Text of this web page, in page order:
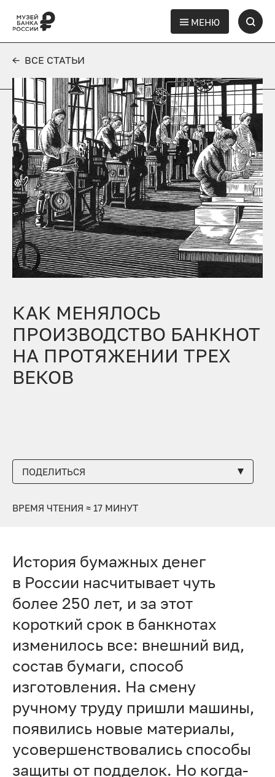
МЕНЮ
← ВСЕ СТАТЬИ
КАК МЕНЯЛОСЬ
ПРОИЗВОДСТВО БАНКНОТ
НА ПРОТЯЖЕНИИ ТРЕХ
ВЕКОВ
ПОДЕЛИТЬСЯ
ВРЕМЯ ЧТЕНИЯ ≈ 17 МИНУТ
История бумажных денег
в России насчитывает чуть
более 250 лет, и за этот
короткий срок в банкнотах
изменилось все: внешний вид,
состав бумаги, способ
изготовления. На смену
ручному труду пришли машины,
появились новые материалы,
усовершенствовались способы
защиты от подделок. Но когда-